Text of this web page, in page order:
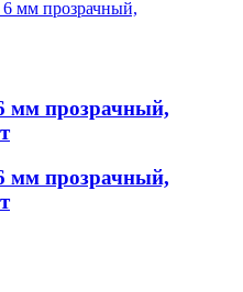
мм прозрачный,
мм прозрачный,